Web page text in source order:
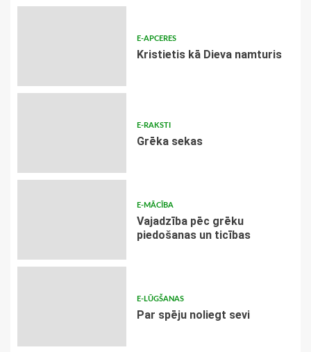
E-APCERES
Kristietis kā Dieva namturis
E-RAKSTI
Grēka sekas
E-MĀCĪBA
Vajadzība pēc grēku
piedošanas un ticības
E-LŪGŠANAS
Par spēju noliegt sevi